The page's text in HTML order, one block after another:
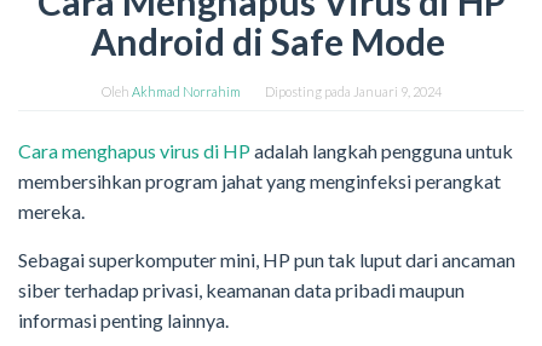
Android di Safe Mode
Oleh Akhmad Norrahim Diposting pada Januari 9, 2024
Cara menghapus virus di HPadalah langkah pengguna untuk
membersihkan program jahat yang menginfeksi perangkat
mereka.
Sebagai superkomputer mini, HP pun tak luput dari ancaman
siber terhadap privasi, keamanan data pribadi maupun
informasi penting lainnya.